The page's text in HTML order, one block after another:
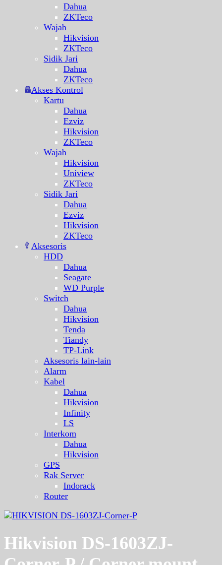
Dahua
ZKTeco
Wajah
Hikvision
ZKTeco
Sidik Jari
Dahua
ZKTeco
Akses Kontrol
Kartu
Dahua
Ezviz
Hikvision
ZKTeco
Wajah
Hikvision
Uniview
ZKTeco
Sidik Jari
Dahua
Ezviz
Hikvision
ZKTeco
Aksesoris
HDD
Dahua
Seagate
WD Purple
Switch
Dahua
Hikvision
Tenda
Tiandy
TP-Link
Aksesoris lain-lain
Alarm
Kabel
Dahua
Hikvision
Infinity
LS
Interkom
Dahua
Hikvision
GPS
Rak Server
Indorack
Router
Hikvision DS-1603ZJ-